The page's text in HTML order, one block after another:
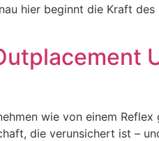
hier beginnt die Kraft
wie von einem Reflex
die verunsichert ist –